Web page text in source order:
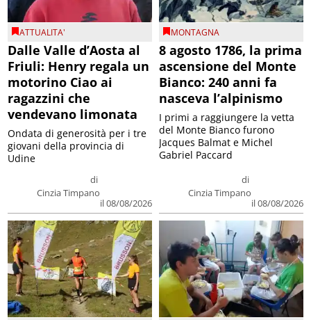
ATTUALITA'
Dalle Valle d’Aosta al
Friuli: Henry regala un
motorino Ciao ai
ragazzini che
vendevano limonata
di
Cinzia Timpano
il 08/08/2026
Ondata di generosità per i tre
giovani della provincia di
Udine
MONTAGNA
8 agosto 1786, la prima
ascensione del Monte
Bianco: 240 anni fa
nasceva l’alpinismo
di
Cinzia Timpano
il 08/08/2026
I primi a raggiungere la vetta
del Monte Bianco furono
Jacques Balmat e Michel
Gabriel Paccard